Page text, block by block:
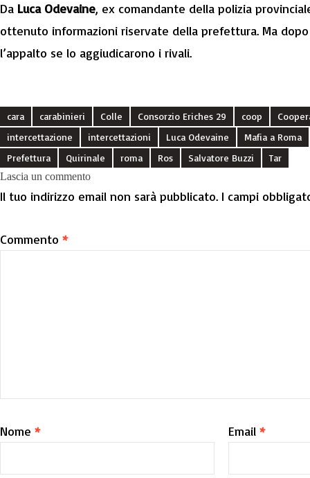
Da Luca Odevaine, ex comandante della polizia
ottenuto informazioni riservate della prefettura. Ma
l’appalto se lo aggiudicarono i rivali.
cara carabinieri Colle Consorzio Eriches 29 coop
intercettazione
intercettazioni Luca Odevaine
Mafia a Roma
Prefettura
Quirinale roma Ros Salvatore Buzzi
Tar
Lascia un commento
Il tuo indirizzo email non sarà pubblicato. I campi
Commento *
Nome * Email *